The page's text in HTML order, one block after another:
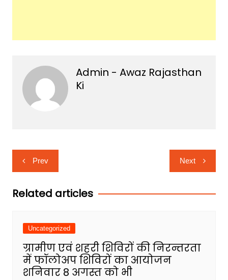
Admin - Awaz Rajasthan
Ki
Post
navigation
Prev Next
Related articles
Uncategorized
ग्रामीण एवं शहरी शिविरों की निरन्तरता
में फॉलोअप शिविरों का आयोजन
शनिवार 8 अगस्त को भी